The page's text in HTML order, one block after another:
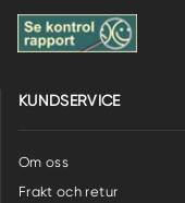
KUNDSERVICE
Om oss
Frakt och retur